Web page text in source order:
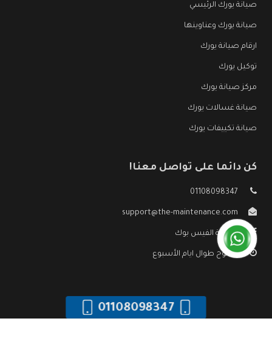
صيانة يورك الرئيسي
صيانة يورك وعناوينها
ارقام صيانة يورك
توكيل يورك
مركز صيانة يورك
صيانة غسالات يورك
صيانة تكييفات يورك
كن دائما على تواصل معنا!
01108098347
support@the-maintenance.com
صفحة الفيس بوك
مفتوح طوال ايام الأسبوع
01108098347